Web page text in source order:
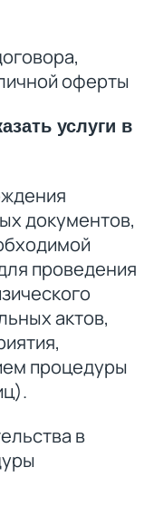
оферты
услуги в
документов,
проведения
актов,
процедуры
в